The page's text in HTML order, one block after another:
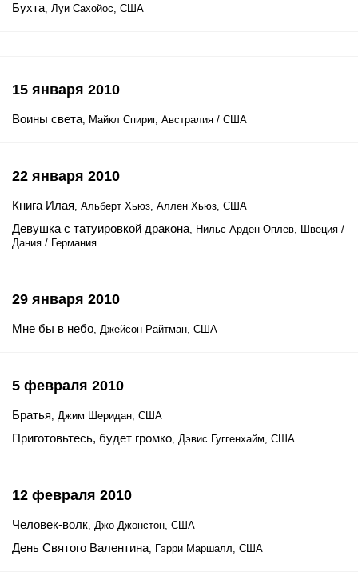
Бухта, Луи Сахойос, США
15 января 2010
Воины света, Майкл Спириг, Австралия / США
22 января 2010
Книга Илая, Альберт Хьюз, Аллен Хьюз, США
Девушка с татуировкой дракона, Нильс Арден Оплев, Швеция /
Дания / Германия
29 января 2010
Мне бы в небо, Джейсон Райтман, США
5 февраля 2010
Братья, Джим Шеридан, США
Приготовьтесь, будет громко, Дэвис Гуггенхайм, США
12 февраля 2010
Человек-волк, Джо Джонстон, США
День Святого Валентина, Гэрри Маршалл, США